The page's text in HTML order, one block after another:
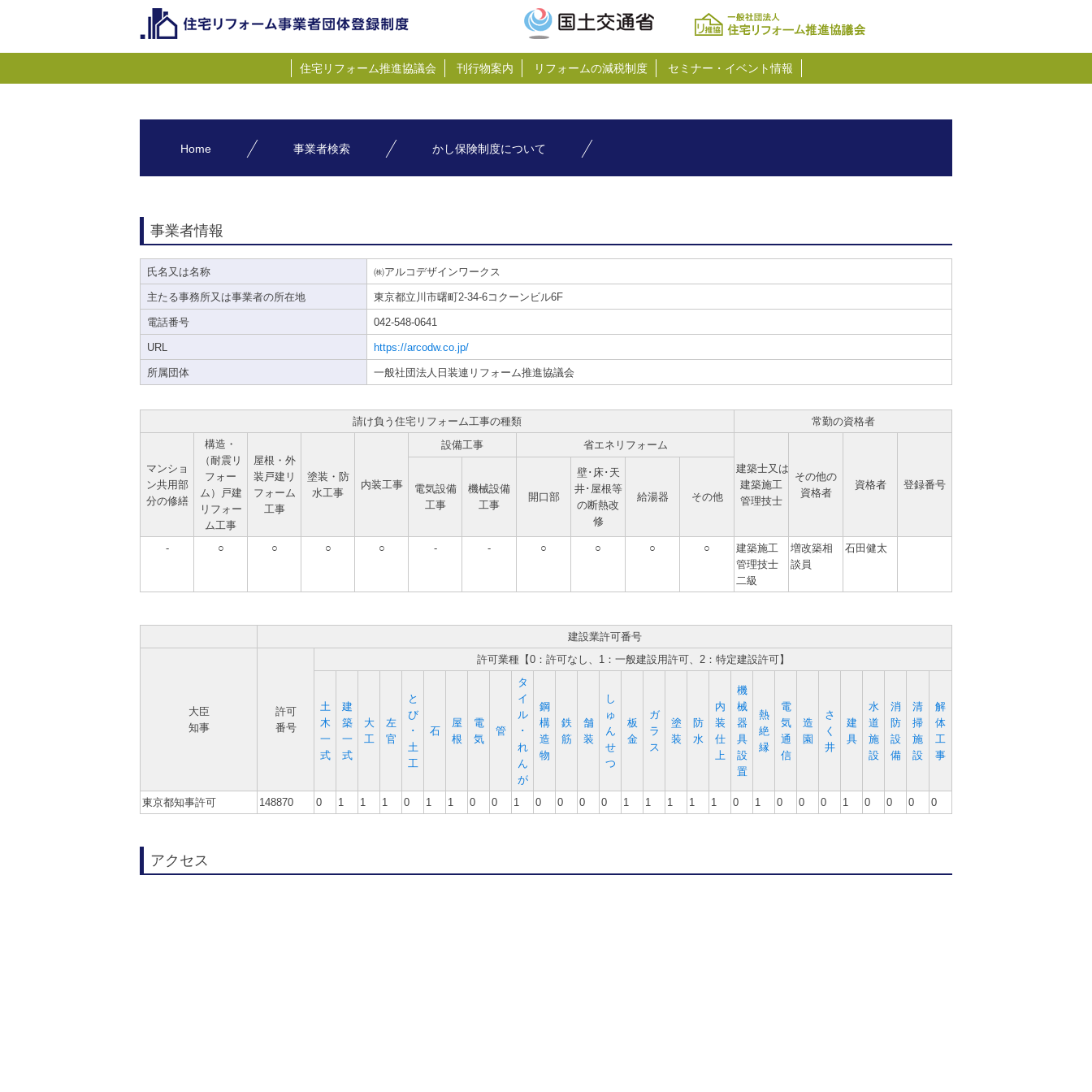
住宅リフォーム推進協議会 刊行物案内 リフォームの減税制度 セミナー・イベント情報
Home 事業者検索 かし保険制度について
事業者情報
氏名又は名称 ㈱アルコデザインワークス
主たる事務所又は事業者の所在地 東京都立川市曙町2-34-6コクーンビル6F
電話番号 042-548-0641
URL https://arcodw.co.jp/
所属団体 一般社団法人日装連リフォーム推進協議会
請け負う住宅リフォーム工事の種類 常勤の資格者
マンショ
ン共用部
分の修繕
構造・
（耐震リ
フォー
ム）戸建
リフォー
ム工事
屋根・外
装戸建リ
フォーム
工事
塗装・防
水工事
内装工事
設備工事
省エネリフォーム
建築士又は
建築施工
管理技士
その他の
資格者
資格者 登録番号
電気設備
工事
機械設備
工事
開口部
壁･床･天
井･屋根等
の断熱改
修
給湯器 その他
- ○ ○ ○ ○ - - ○ ○ ○ ○
建築施工
管理技士
二級
増改築相
談員
石田健太
建設業許可番号
大臣
知事
許可
番号
許可業種【0：許可なし、1：一般建設用許可、2：特定建設許可】
土
木
一
式
建
築
一
式
大
工
左
官
と
び
･
土
工
石
屋
根
電
気
管
タ
イ
ル
･
れ
ん
が
鋼
構
造
物
鉄
筋
舗
装
し
ゅ
ん
せ
つ
板
金
ガ
ラ
ス
塗
装
防
水
内
装
仕
上
機
械
器
具
設
置
熱
絶
縁
電
気
通
信
造
園
さ
く
井
建
具
水
道
施
設
消
防
設
備
清
掃
施
設
解
体
工
事
東京都知事許可 148870 0 1 1 1 0 1 1 0 0 1 0 0 0 0 1 1 1 1 1 0 1 0 0 0 1 0 0 0 0
アクセス